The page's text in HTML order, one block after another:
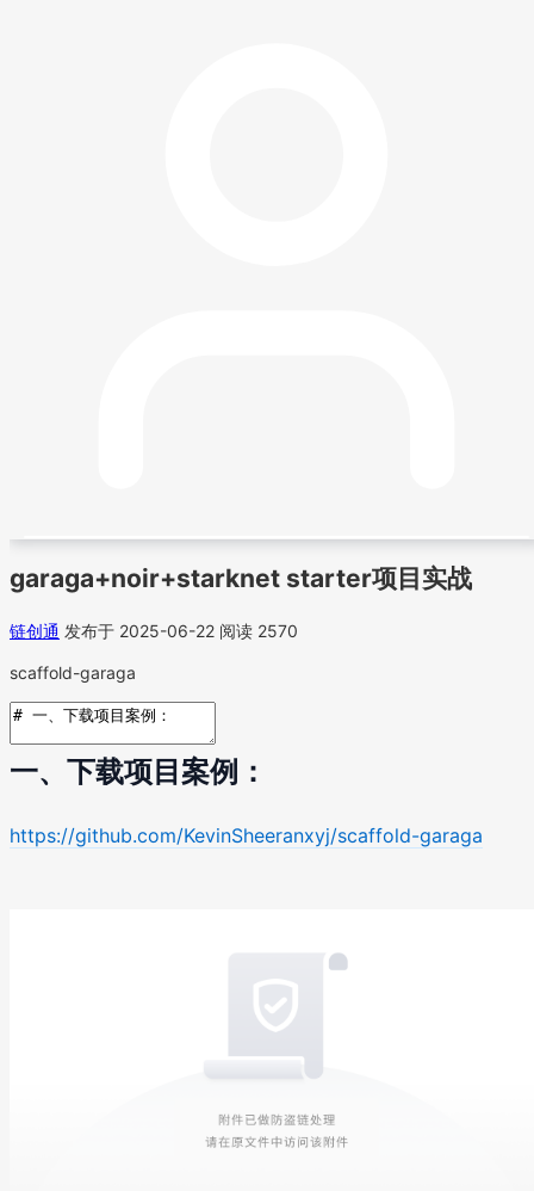
garaga+noir+starknet starter项目实战
链创通 发布于 2025-06-22 阅读 2570
scaffold-garaga
一、下载项目案例：
https://github.com/KevinSheeranxyj/scaffold-garaga